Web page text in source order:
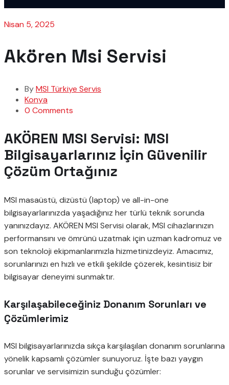
Nisan 5, 2025
Akören Msi Servisi
ByMSI Türkiye Servis
Konya
0 Comments
AKÖREN MSI Servisi: MSI
Bilgisayarlarınız İçin Güvenilir
Çözüm Ortağınız
MSI masaüstü, dizüstü (laptop) ve all-in-one
bilgisayarlarınızda yaşadığınız her türlü teknik sorunda
yanınızdayız. AKÖREN MSI Servisi olarak, MSI cihazlarınızın
performansını ve ömrünü uzatmak için uzman kadromuz ve
son teknoloji ekipmanlarımızla hizmetinizdeyiz. Amacımız,
sorunlarınızı en hızlı ve etkili şekilde çözerek, kesintisiz bir
bilgisayar deneyimi sunmaktır.
Karşılaşabileceğiniz Donanım Sorunları ve
Çözümlerimiz
MSI bilgisayarlarınızda sıkça karşılaşılan donanım sorunlarına
yönelik kapsamlı çözümler sunuyoruz. İşte bazı yaygın
sorunlar ve servisimizin sunduğu çözümler: